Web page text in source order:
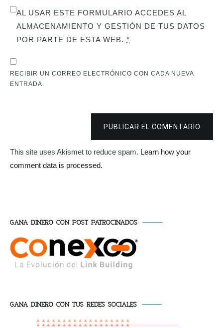
AL USAR ESTE FORMULARIO ACCEDES AL
ALMACENAMIENTO Y GESTIÓN DE TUS DATOS
POR PARTE DE ESTA WEB. *
RECIBIR UN CORREO ELECTRÓNICO CON CADA NUEVA
ENTRADA.
PUBLICAR EL COMENTARIO
This site uses Akismet to reduce spam. Learn how your
comment data is processed.
GANA DINERO CON POST PATROCINADOS
GANA DINERO CON TUS REDES SOCIALES